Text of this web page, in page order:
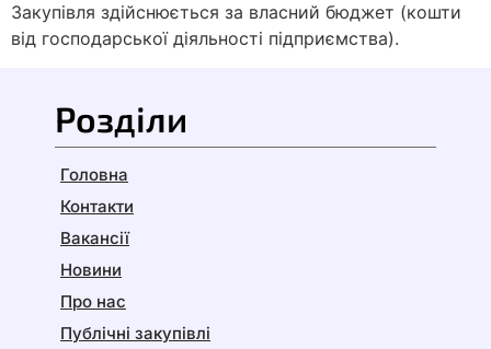
Закупівля здійснюється за власний бюджет (кошти
від господарської діяльності підприємства).
Розділи
Головна
Контакти
Вакансії
Новини
Про нас
Публічні закупівлі